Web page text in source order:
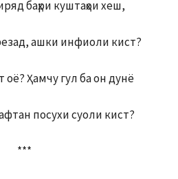
баҳри куштаҳои хеш,
ашки инфиоли кист?
Ҳамчу гул ба он дунё
посухи суоли кист?
***